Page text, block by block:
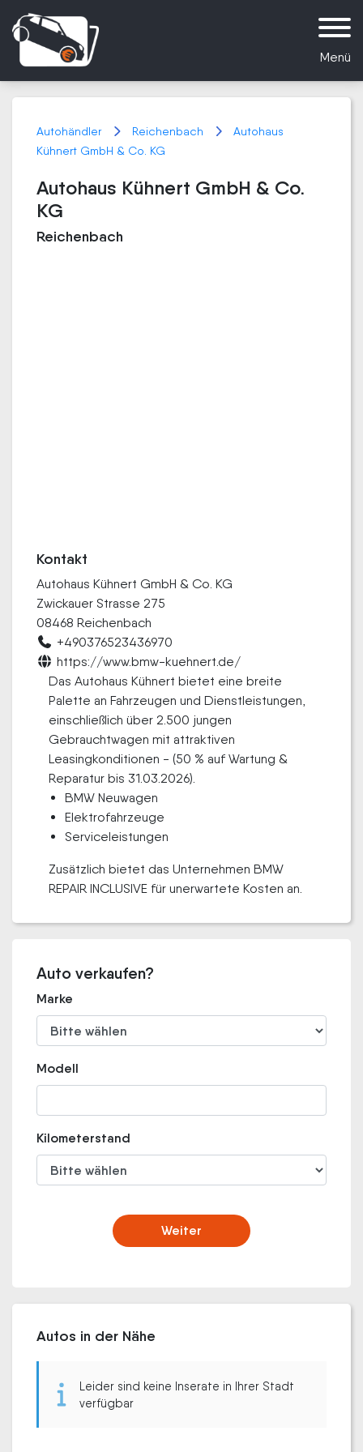
Menü
Autohändler Reichenbach
Autohaus
Kühnert GmbH & Co. KG
Autohaus Kühnert GmbH & Co.
KG
Reichenbach
Kontakt
Autohaus Kühnert GmbH & Co. KG
Zwickauer Strasse 275
08468 Reichenbach
+490376523436970
https://www.bmw-kuehnert.de/
Das Autohaus Kühnert bietet eine breite
Palette an Fahrzeugen und Dienstleistungen,
einschließlich über 2.500 jungen
Gebrauchtwagen mit attraktiven
Leasingkonditionen - (50 % auf Wartung &
Reparatur bis 31.03.2026).
BMW Neuwagen
Elektrofahrzeuge
Serviceleistungen
Zusätzlich bietet das Unternehmen BMW
REPAIR INCLUSIVE für unerwartete Kosten an.
Auto verkaufen?
Marke
Modell
Kilometerstand
Weiter
Autos in der Nähe
Leider sind keine Inserate in Ihrer Stadt
verfügbar